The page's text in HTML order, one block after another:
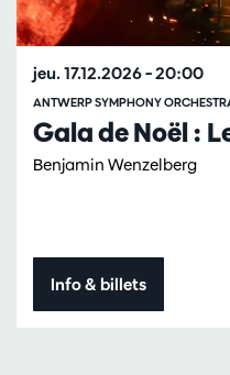
Gala de Noël :
Benjamin Wenzelberg
ANTWERP SYMPHONY
jeu. 17.12.2026– 20:00
Info & billets